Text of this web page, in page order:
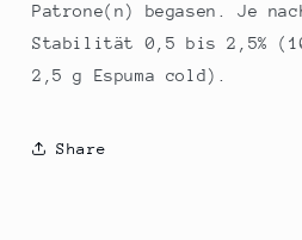
Patrone(n) begasen. Je
Stabilität 0,5 bis 2,5%
2,5 g Espuma cold).
Share